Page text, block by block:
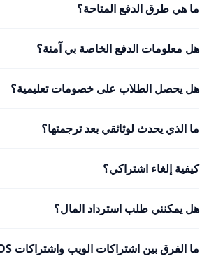
ما هي طرق الدفع المتاحة؟
هل معلومات الدفع الخاصة بي آمنة؟
هل يحصل الطلاب على خصومات تعليمية؟
ما الذي يحدث لوثائقي بعد ترجمتها؟
كيفية إلغاء اشتراكي؟
هل يمكنني طلب استرداد المال؟
ما الفرق بين اشتراكات الويب واشتراكات iOS؟